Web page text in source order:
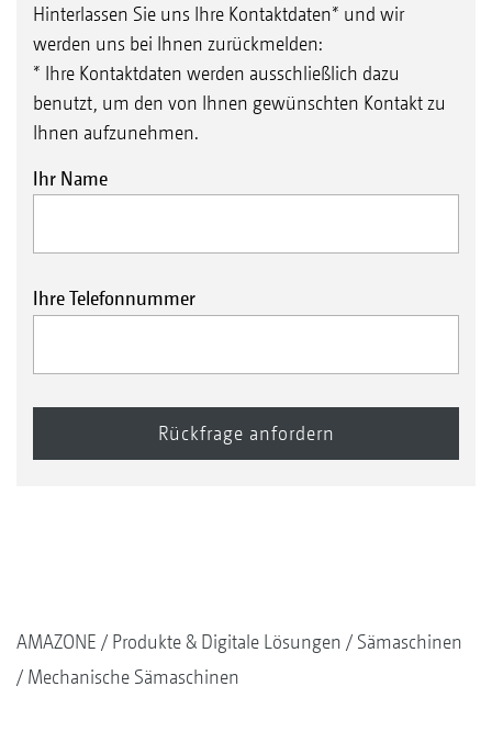
Hinterlassen Sie uns Ihre Kontaktdaten* und wir
werden uns bei Ihnen zurückmelden:
* Ihre Kontaktdaten werden ausschließlich dazu
benutzt, um den von Ihnen gewünschten Kontakt zu
Ihnen aufzunehmen.
Ihr Name
Ihre Telefonnummer
AMAZONE Produkte & Digitale Lösungen
Sämaschinen
Mechanische Sämaschinen